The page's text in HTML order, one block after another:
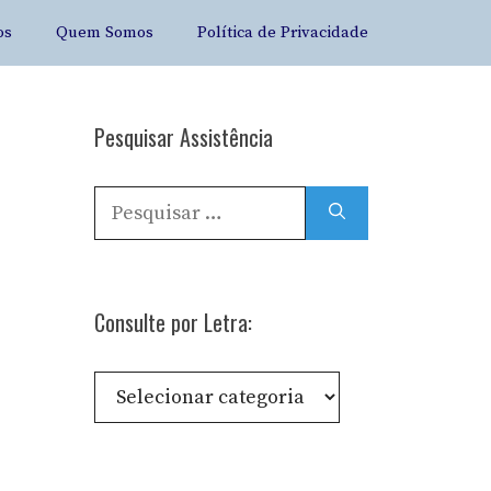
Quem Somos Política de Privacidade
Pesquisar Assistência
Pesquisar
por:
Consulte por Letra:
Consulte